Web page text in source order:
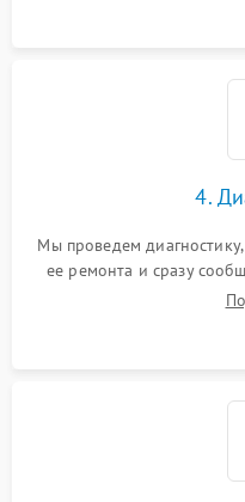
4.
Мы проведем
ее ремонта и сразу